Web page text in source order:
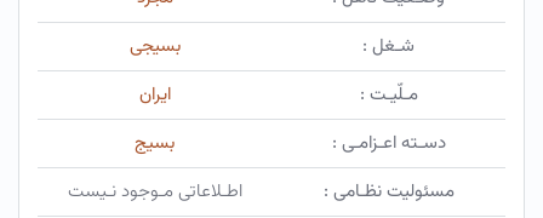
شـغل :
بسیجی
مـلّیـت :
ایران
دسـته اعـزامـی :
بسیج
مسئولیت نظـامی :
اطـلاعاتی مـوجود نـیست